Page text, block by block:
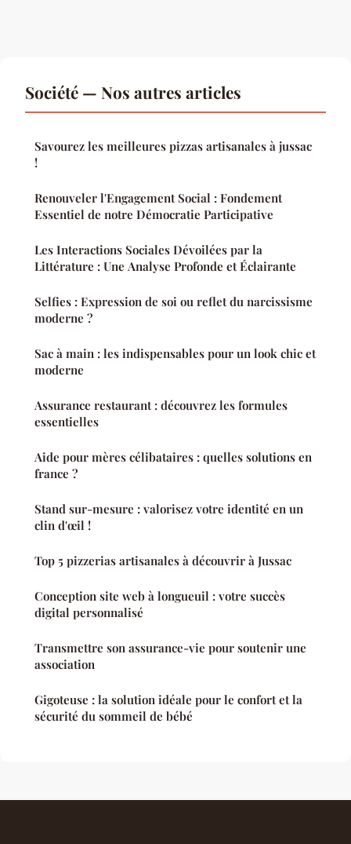
Société — Nos autres articles
Savourez les meilleures pizzas artisanales à jussac
!
Renouveler l'Engagement Social : Fondement
Essentiel de notre Démocratie Participative
Les Interactions Sociales Dévoilées par la
Littérature : Une Analyse Profonde et Éclairante
Selfies : Expression de soi ou reflet du narcissisme
moderne ?
Sac à main : les indispensables pour un look chic et
moderne
Assurance restaurant : découvrez les formules
essentielles
Aide pour mères célibataires : quelles solutions en
france ?
Stand sur-mesure : valorisez votre identité en un
clin d'œil !
Top 5 pizzerias artisanales à découvrir à Jussac
Conception site web à longueuil : votre succès
digital personnalisé
Transmettre son assurance-vie pour soutenir une
association
Gigoteuse : la solution idéale pour le confort et la
sécurité du sommeil de bébé